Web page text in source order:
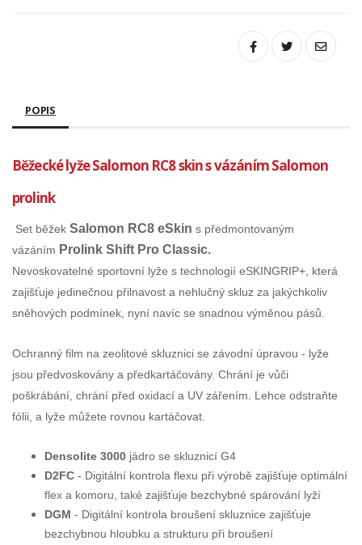
POPIS
Běžecké lyže Salomon RC8 skin s vázáním Salomon
prolink
Set běžek Salomon RC8 eSkin s předmontovaným
vázáním Prolink Shift Pro Classic.
Nevoskovatelné sportovní lyže s technologií eSKINGRIP+, která
zajišťuje jedinečnou přilnavost a nehlučný skluz za jakýchkoliv
sněhových podmínek, nyní navíc se snadnou výměnou pásů.
Ochranný film na zeolitové skluznici se závodní úpravou - lyže
jsou předvoskovány a předkartáčovány. Chrání je vůči
poškrábání, chrání před oxidací a UV zářením. Lehce odstraňte
fólii, a lyže můžete rovnou kartáčovat.
Densolite 3000 jádro se skluznicí G4
D2FC - Digitální kontrola flexu při výrobě zajišťuje optimální
flex a komoru, také zajišťuje bezchybné spárování lyží
DGM - Digitální kontrola broušení skluznice zajišťuje
bezchybnou hloubku a strukturu při broušení